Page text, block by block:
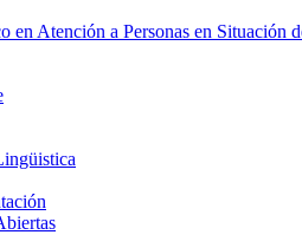
en Atención a Personas en Situación